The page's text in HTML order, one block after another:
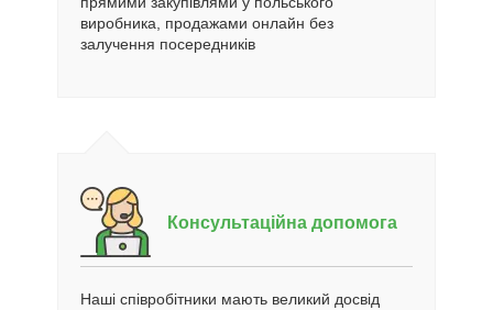
виробника, продажами онлайн без
залучення посередників
Консультаційна допомога
Наші співробітники мають великий досвід